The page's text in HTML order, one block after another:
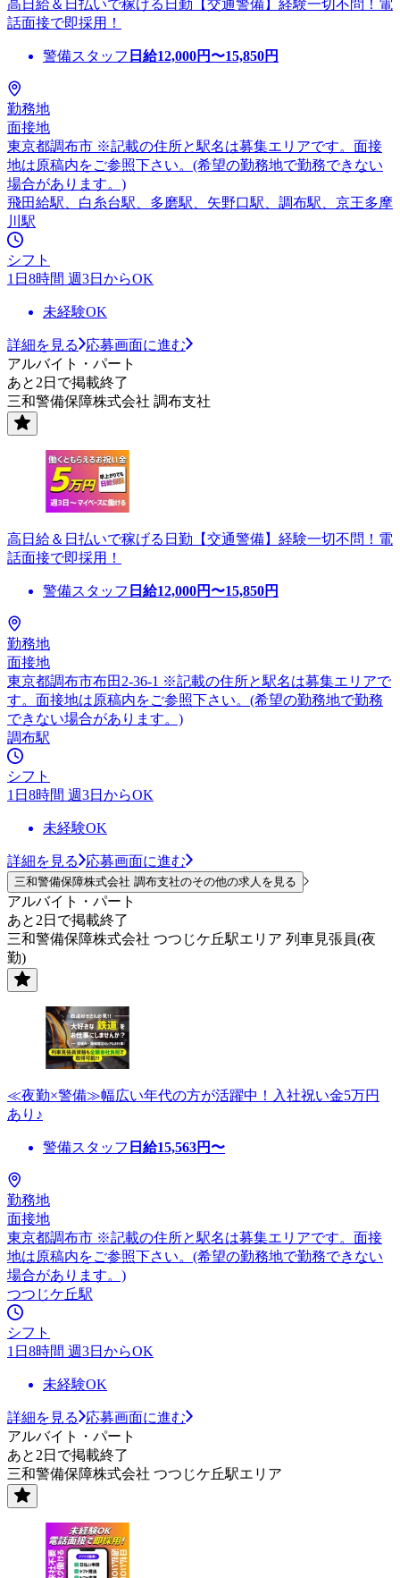
高日給＆日払いで稼げる日勤【交通警備】経験一切不問！電
話面接で即採用！
警備スタッフ 日給12,000円〜15,850円
勤務地
面接地
東京都調布市 ※記載の住所と駅名は募集エリアです。面接
地は原稿内をご参照下さい。(希望の勤務地で勤務できない
場合があります。)
飛田給駅、白糸台駅、多磨駅、矢野口駅、調布駅、京王多摩
川駅
シフト
1日8時間 週3日からOK
未経験OK
詳細を見る
応募画面に進む
アルバイト・パート
あと2日で掲載終了
三和警備保障株式会社 調布支社
高日給＆日払いで稼げる日勤【交通警備】経験一切不問！電
話面接で即採用！
警備スタッフ 日給12,000円〜15,850円
勤務地
面接地
東京都調布市布田2-36-1 ※記載の住所と駅名は募集エリアで
す。面接地は原稿内をご参照下さい。(希望の勤務地で勤務
できない場合があります。)
調布駅
シフト
1日8時間 週3日からOK
未経験OK
詳細を見る 応募画面に進む
三和警備保障株式会社 調布支社のその他の求人を見る
アルバイト・パート
あと2日で掲載終了
三和警備保障株式会社 つつじケ丘駅エリア 列車見張員(夜
勤)
≪夜勤×警備≫幅広い年代の方が活躍中！入社祝い金5万円
あり♪
警備スタッフ 日給15,563円〜
勤務地
面接地
東京都調布市 ※記載の住所と駅名は募集エリアです。面接
地は原稿内をご参照下さい。(希望の勤務地で勤務できない
場合があります。)
つつじケ丘駅
シフト
1日8時間 週3日からOK
未経験OK
詳細を見る
応募画面に進む
アルバイト・パート
あと2日で掲載終了
三和警備保障株式会社 つつじケ丘駅エリア